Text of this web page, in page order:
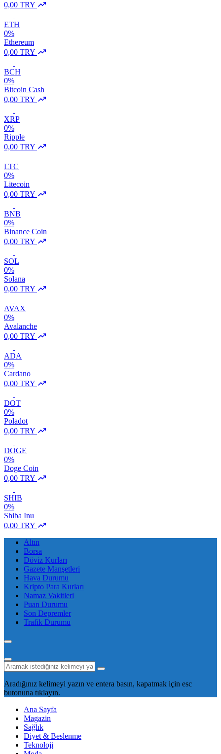
0,00 TRY
ETH
0%
Ethereum
0,00 TRY
BCH
0%
Bitcoin Cash
0,00 TRY
XRP
0%
Ripple
0,00 TRY
LTC
0%
Litecoin
0,00 TRY
BNB
0%
Binance Coin
0,00 TRY
SOL
0%
Solana
0,00 TRY
AVAX
0%
Avalanche
0,00 TRY
ADA
0%
Cardano
0,00 TRY
DOT
0%
Poladot
0,00 TRY
DOGE
0%
Doge Coin
0,00 TRY
SHIB
0%
Shiba Inu
0,00 TRY
Altın
Borsa
Döviz Kurları
Gazete Manşetleri
Hava Durumu
Kripto Para Kurları
Namaz Vakitleri
Puan Durumu
Son Depremler
Trafik Durumu
Aradığınız kelimeyi yazın ve entera basın, kapatmak için esc
butonuna tıklayın.
Ana Sayfa
Magazin
Sağlık
Diyet & Beslenme
Teknoloji